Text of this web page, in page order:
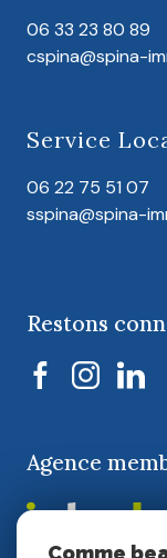
Service
06 22 75 51 07
sspina@spina-
06 33 23 80 89
cspina@spina-
Restons
Agence
Comme